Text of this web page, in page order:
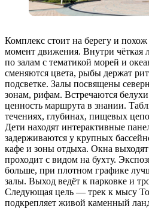
Комплекс стоит на берегу и
момент движения. Внутри чёткая
по залам с тематикой морей и
сменяются цвета, рыбы держат
подсветке. Залы посвящены
зонам, рифам. Встречаются
ценность маршрута в знании.
течениях, глубинах, пищевых
Дети находят интерактивные
задерживаются у крупных
кафе и зоны отдыха. Окна
проходит с видом на бухту.
больше, при плотном графике
залы. Выход ведёт к парковке и
Следующая цель — трек к мысу
подкрепляет живой каменный